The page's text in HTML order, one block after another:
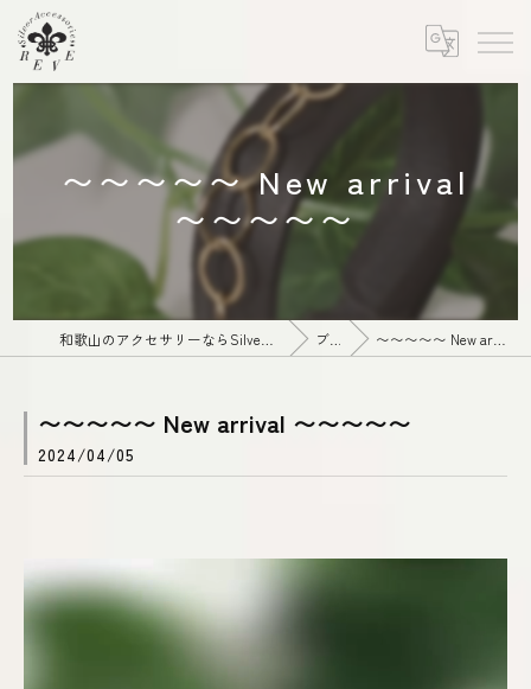
〜〜〜〜〜 New arrival
〜〜〜〜〜
ブログ 〜〜〜〜〜 New arrival 〜〜〜〜〜
〜〜〜〜〜 New arrival 〜〜〜〜〜
2024/04/05